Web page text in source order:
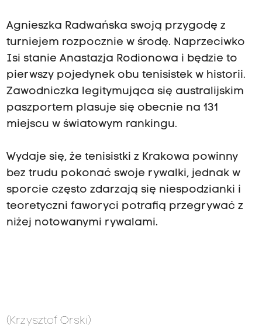
Agnieszka Radwańska swoją przygodę z
turniejem rozpocznie w środę. Naprzeciwko
Isi stanie Anastazja Rodionowa i będzie to
pierwszy pojedynek obu tenisistek w historii.
Zawodniczka legitymująca się australijskim
paszportem plasuje się obecnie na 131
miejscu w światowym rankingu.
Wydaje się, że tenisistki z Krakowa powinny
bez trudu pokonać swoje rywalki, jednak w
sporcie często zdarzają się niespodzianki i
teoretyczni faworyci potrafią przegrywać z
niżej notowanymi rywalami.
(Krzysztof Orski)